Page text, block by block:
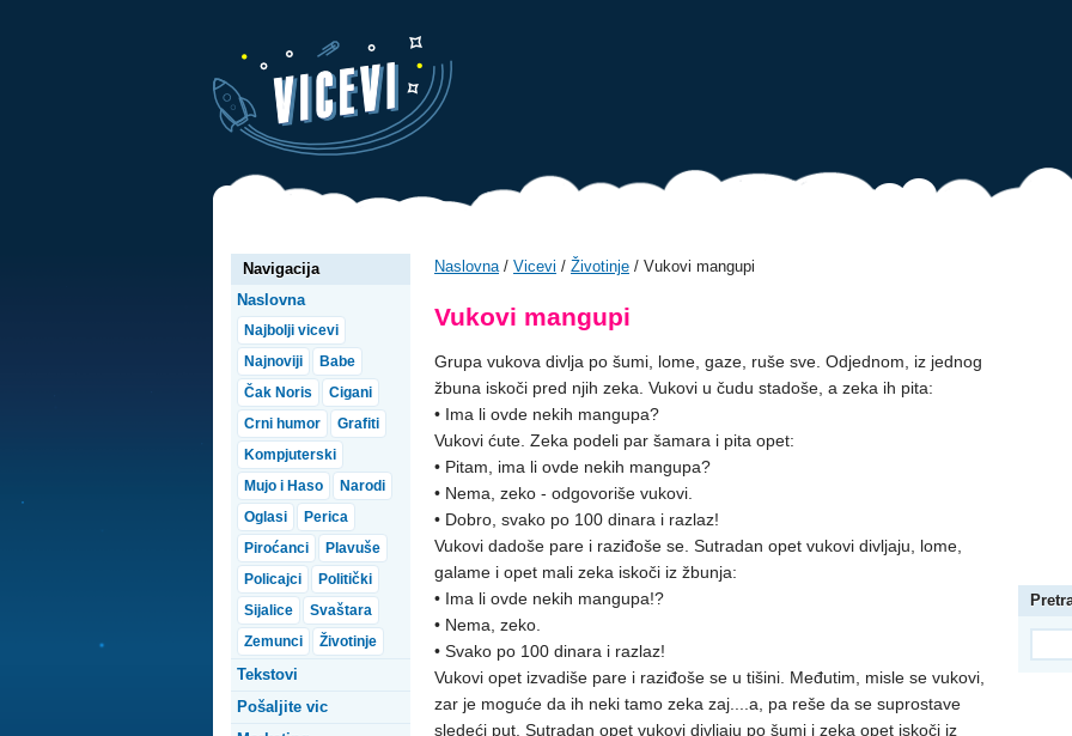
Naslovna/ Vicevi / Životinje / Vukovi mangupi
Vukovi mangupi
Grupa vukova divlja po šumi, lome, gaze, ruše sve. Odjednom, iz jednog
žbuna iskoči pred njih zeka. Vukovi u čudu stadoše, a zeka ih pita:
• Ima li ovde nekih mangupa?
Vukovi ćute. Zeka podeli par šamara i pita opet:
• Pitam, ima li ovde nekih mangupa?
• Nema, zeko - odgovoriše vukovi.
• Dobro, svako po 100 dinara i razlaz!
Vukovi dadoše pare i raziđoše se. Sutradan opet vukovi divljaju, lome,
galame i opet mali zeka iskoči iz žbunja:
• Ima li ovde nekih mangupa!?
• Nema, zeko.
• Svako po 100 dinara i razlaz!
Vukovi opet izvadiše pare i raziđoše se u tišini. Međutim, misle se vukovi,
zar je moguće da ih neki tamo zeka zaj....a, pa reše da se suprostave
sledeći put. Sutradan opet vukovi divljaju po šumi i zeka opet iskoči iz
Navigacija
Naslovna
Najbolji vicevi
Najnoviji
Babe
Čak Noris
Cigani
Crni humor
Grafiti
Kompjuterski
Mujo i Haso
Narodi
Oglasi
Perica
Piroćanci
Plavuše
Policajci
Politički
Sijalice
Svaštara
Zemunci
Životinje
Tekstovi
Pošaljite vic